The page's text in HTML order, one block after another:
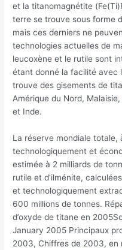
et la titanomagnétite
terre se trouve sous forme
mais ces derniers ne
technologies actuelles de
leucoxène et le rutile sont
étant donné la facilité avec
trouve des gisements de
Amérique du Nord,
et Inde.
La réserve mondiale totale,
technologiquement et
estimée à 2 milliards de
rutile et d’ilménite,
et technologiquement
600 millions de tonnes.
d’oxyde de titane en
January 2005 Principaux
2003, Chiffres de 2003, en